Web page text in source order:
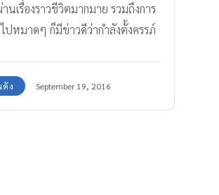
นเรื่องราวชีวิตมากมาย รวมถึงการ
หมาดๆ ก็มีข่าวดีว่ากำลังตั้งครรภ์
ง September 19, 2016